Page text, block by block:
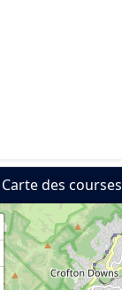
Carte des courses